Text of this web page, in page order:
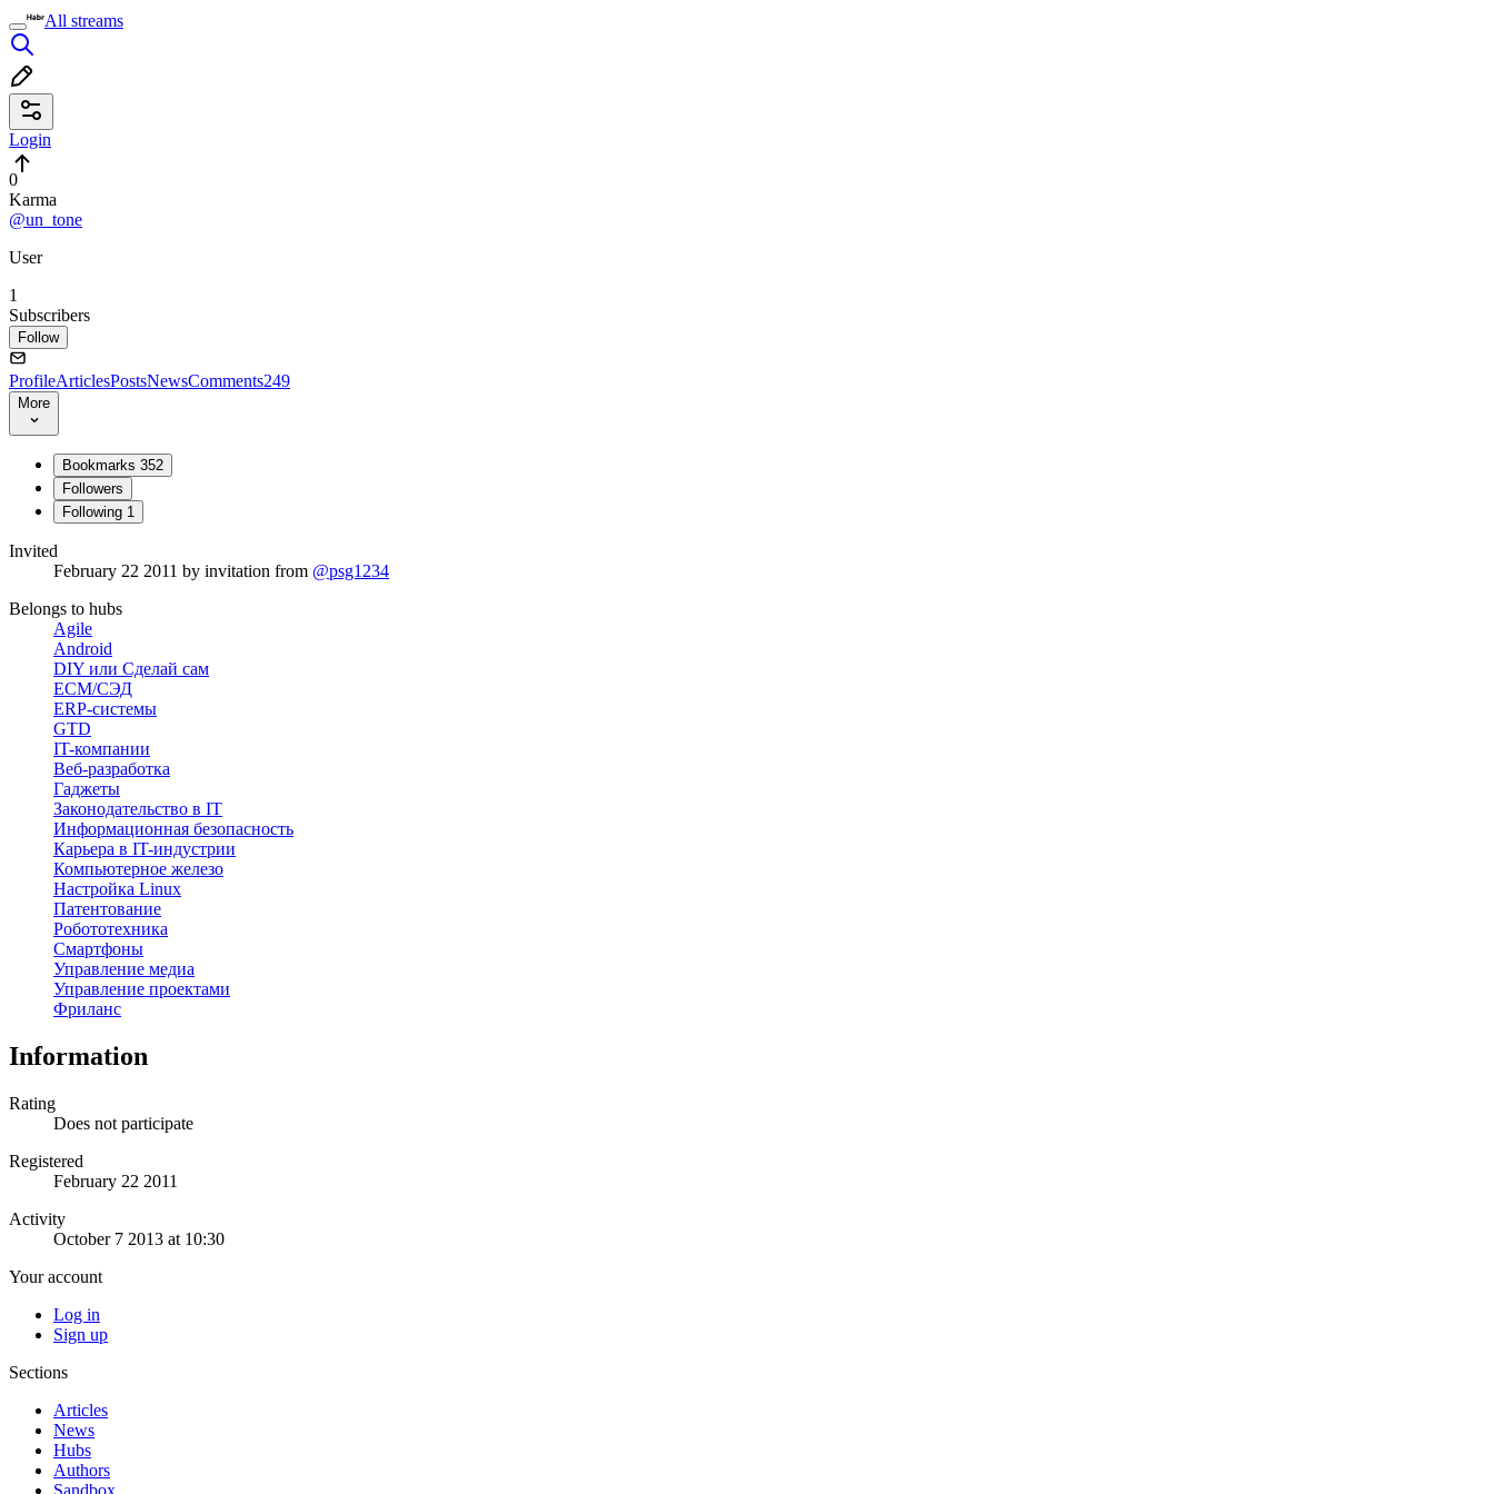
All streams
Login
0
Karma
@un_tone
User
1
Subscribers
Follow
ProfileArticlesPostsNewsComments249
More
Bookmarks 352
Followers
Following 1
Invited
February 22 2011 by invitation from @psg1234
Belongs to hubs
Agile
Android
DIY или Сделай сам
ECM/СЭД
ERP-системы
GTD
IT-компании
Веб-разработка
Гаджеты
Законодательство в IT
Информационная безопасность
Карьера в IT-индустрии
Компьютерное железо
Настройка Linux
Патентование
Робототехника
Смартфоны
Управление медиа
Управление проектами
Фриланс
Information
Rating
Does not participate
Registered
February 22 2011
Activity
October 7 2013 at 10:30
Your account
Log in
Sign up
Sections
Articles
News
Hubs
Authors
Sandbox